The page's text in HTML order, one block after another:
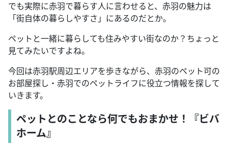
でも実際に赤羽で暮らす人に言わせると、赤羽の魅力は
「街自体の暮らしやすさ」にあるのだとか。
ペットと一緒に暮らしても住みやすい街なのか？ちょっと
見てみたいですよね。
今回は赤羽駅周辺エリアを歩きながら、赤羽のペット可の
お部屋探し・赤羽でのペットライフに役立つ情報を探して
いきます。
ペットとのことなら何でもおまかせ！『ビバ
ホーム』